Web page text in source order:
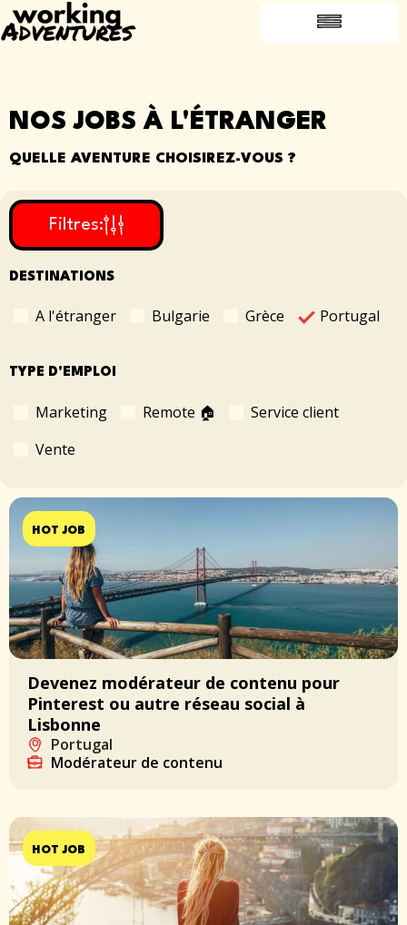
NOS JOBS À L'ÉTRANGER
QUELLE AVENTURE CHOISIREZ-VOUS ?
Filtres:
DESTINATIONS
A l'étranger Bulgarie Grèce Portugal
TYPE D'EMPLOI
Marketing Remote 🏠
Service client
Vente
HOT JOB
Devenez modérateur de contenu pour
Pinterest ou autre réseau social à
Lisbonne
Portugal
Modérateur de contenu
HOT JOB